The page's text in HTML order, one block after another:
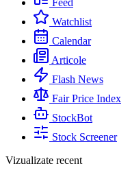
Feed
Watchlist
Calendar
Articole
Flash News
Fair Price Index
StockBot
Stock Screener
Vizualizate recent